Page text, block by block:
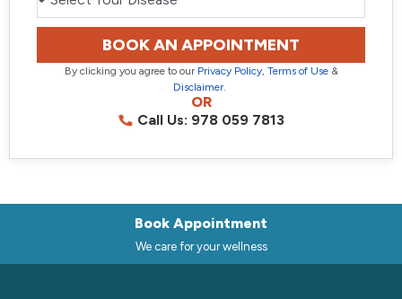
BOOK AN APPOINTMENT
By clicking you agree to our Privacy Policy, Terms of Use&
Disclaimer.
OR
Call Us: 978 059 7813
Book Appointment
We care for your wellness